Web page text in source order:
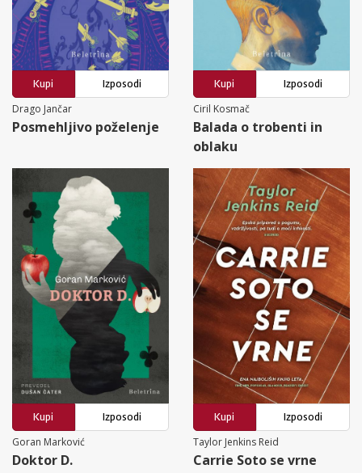
Kupi
Izposodi
Drago Jančar
Posmehljivo poželenje
Kupi
Izposodi
Ciril Kosmač
Balada o trobenti in
oblaku
Kupi
Izposodi
Goran Marković
Doktor D.
Kupi
Izposodi
Taylor Jenkins Reid
Carrie Soto se vrne